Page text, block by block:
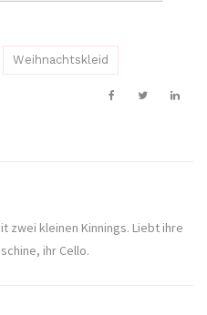
Weihnachtskleid
zwei kleinen Kinnings. Liebt ihre
ihr Cello.